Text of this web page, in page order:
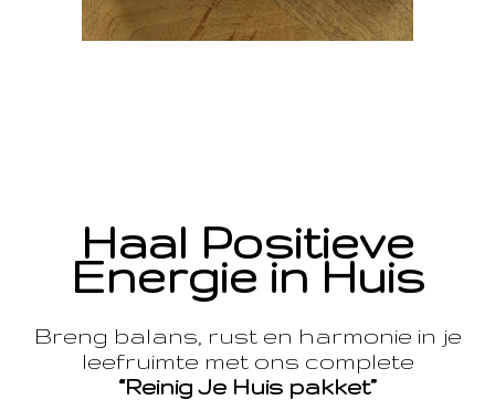
Haal Positieve
Energie in Huis
Breng balans, rust en harmonie in je
leefruimte met ons complete
“Reinig Je Huis pakket”